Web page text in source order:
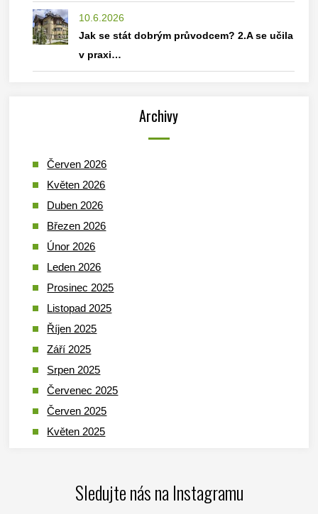
10.6.2026
Jak se stát dobrým průvodcem? 2.A se učila
v praxi…
Archivy
Červen 2026
Květen 2026
Duben 2026
Březen 2026
Únor 2026
Leden 2026
Prosinec 2025
Listopad 2025
Říjen 2025
Září 2025
Srpen 2025
Červenec 2025
Červen 2025
Květen 2025
Leden 2025Sledujte nás na Instagramu